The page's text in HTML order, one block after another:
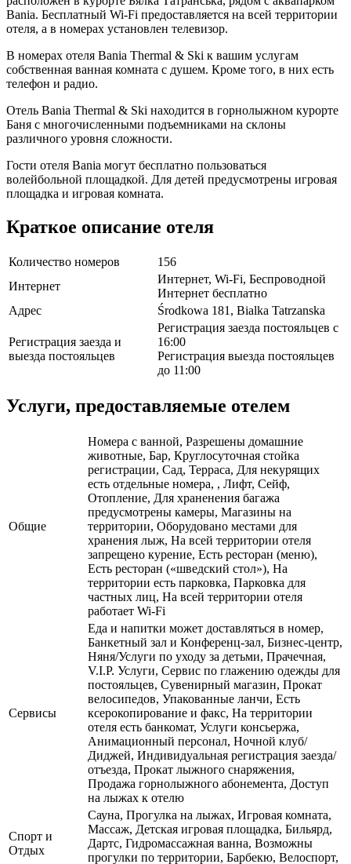
Bania. Бесплатный Wi-Fi предоставляется на всей территории
отеля, а в номерах установлен телевизор.
В номерах отеля Bania Thermal & Ski к вашим услугам
собственная ванная комната с душем. Кроме того, в них есть
телефон и радио.
Отель Bania Thermal & Ski находится в горнолыжном курорте
Баня с многочисленными подъемниками на склоны
различного уровня сложности.
Гости отеля Bania могут бесплатно пользоваться
волейбольной площадкой. Для детей предусмотрены игровая
площадка и игровая комната.
Краткое описание отеля
Количество номеров
156
Интернет
Интернет, Wi-Fi, Беспроводной
Интернет бесплатно
Адрес
Środkowa 181, Bialka Tatrzanska
Регистрация заезда и
выезда постояльцев
Регистрация заезда постояльцев с
16:00
Регистрация выезда постояльцев
до 11:00
Услуги, предоставляемые отелем
Общие
Номера с ванной, Разрешены домашние
животные, Бар, Круглосуточная стойка
регистрации, Сад, Терраса, Для некурящих
есть отдельные номера, , Лифт, Сейф,
Отопление, Для храненения багажа
предусмотрены камеры, Магазины на
территории, Оборудовано местами для
хранения лыж, На всей территории отеля
запрещено курение, Есть ресторан (меню),
Есть ресторан («шведский стол»), На
территории есть парковка, Парковка для
частных лиц, На всей территории отеля
работает Wi-Fi
Сервисы
Еда и напитки может доставляться в номер,
Банкетный зал и Конференц-зал, Бизнес-центр,
Няня/Услуги по уходу за детьми, Прачечная,
V.I.P. Услуги, Сервис по глажению одежды для
постояльцев, Сувенирный магазин, Прокат
велосипедов, Упакованные ланчи, Есть
ксерокопирование и факс, На территории
отеля есть банкомат, Услуги консьержа,
Анимационный персонал, Ночной клуб/
Диджей, Индивидуальная регистрация заезда/
отъезда, Прокат лыжного снаряжения,
Продажа горнолыжного абонемента, Доступ
на лыжах к отелю
Спорт и
Отдых
Сауна, Прогулка на лыжах, Игровая комната,
Массаж, Детская игровая площадка, Бильярд,
Дартс, Гидромассажная ванна, Возможны
прогулки по территории, Барбекю, Велоспорт,